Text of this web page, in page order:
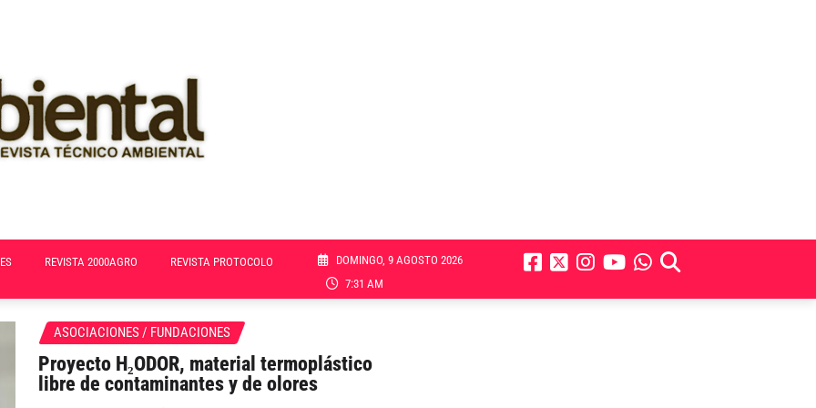
REVISTA 2000AGRO REVISTA PROTOCOLO
DOMINGO, 9 AGOSTO 2026
7:31 AM
ASOCIACIONES / FUNDACIONES
Proyecto H₂ODOR, material termoplástico
libre de contaminantes y de olores